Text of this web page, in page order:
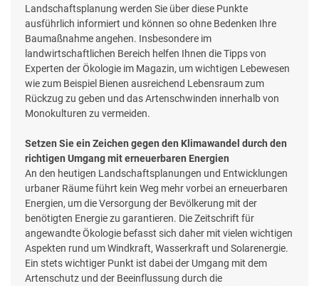
Landschaftsplanung werden Sie über diese Punkte
ausführlich informiert und können so ohne Bedenken Ihre
Baumaßnahme angehen. Insbesondere im
landwirtschaftlichen Bereich helfen Ihnen die Tipps von
Experten der Ökologie im Magazin, um wichtigen Lebewesen
wie zum Beispiel Bienen ausreichend Lebensraum zum
Rückzug zu geben und das Artenschwinden innerhalb von
Monokulturen zu vermeiden.
Setzen Sie ein Zeichen gegen den Klimawandel durch den
richtigen Umgang mit erneuerbaren Energien
An den heutigen Landschaftsplanungen und Entwicklungen
urbaner Räume führt kein Weg mehr vorbei an erneuerbaren
Energien, um die Versorgung der Bevölkerung mit der
benötigten Energie zu garantieren. Die Zeitschrift für
angewandte Ökologie befasst sich daher mit vielen wichtigen
Aspekten rund um Windkraft, Wasserkraft und Solarenergie.
Ein stets wichtiger Punkt ist dabei der Umgang mit dem
Artenschutz und der Beeinflussung durch die